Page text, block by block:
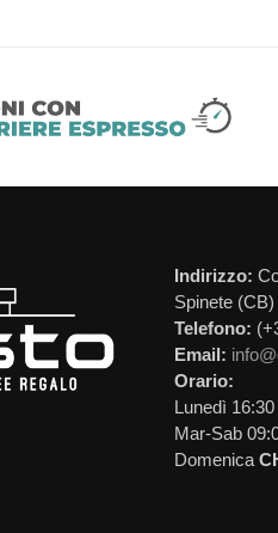
Indirizzo:
Spinete (CB)
Telefono:
Email:
Orario:
Lunedì
Mar-Sab
Domenica